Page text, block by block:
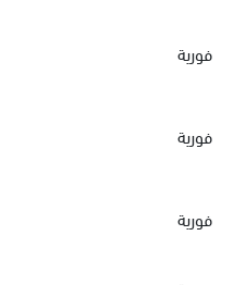
فورية
فورية
فورية